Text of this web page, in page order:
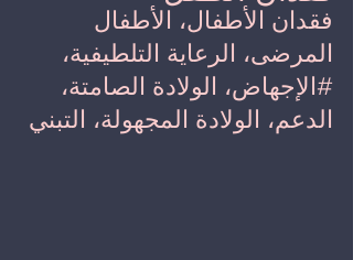
فقدان الأطفال، الأطفال
المرضى، الرعاية التلطيفية،
#الإجهاض، الولادة الصامتة،
الدعم، الولادة المجهولة، التبني